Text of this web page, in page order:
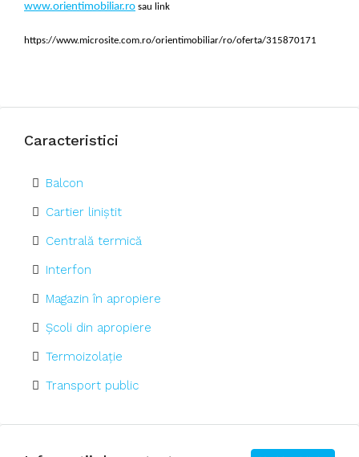
www.orientimobiliar.ro sau link
https://www.microsite.com.ro/orientimobiliar/ro/oferta/315870171
Caracteristici
Balcon
Cartier liniștit
Centrală termică
Interfon
Magazin în apropiere
Școli din apropiere
Termoizolație
Transport public